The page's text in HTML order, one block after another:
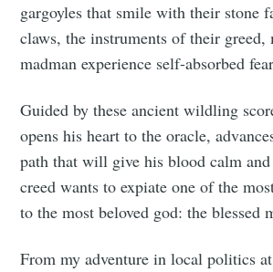
gargoyles that smile with their stone
claws, the instruments of their greed,
madman experience self-absorbed
Guided by these ancient wildling
opens his heart to the oracle,
path that will give his blood calm
creed wants to expiate one of the
to the most beloved god: the blessed
From my adventure in local politics